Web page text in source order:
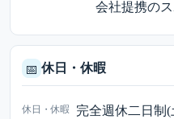
会社提携の
📅 休日・休暇
休日・休暇
完全週休二日制(